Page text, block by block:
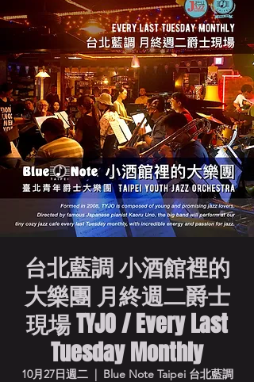
台北藍調 小酒館裡的
大樂團 月終週二爵士
現場 TYJO / Every Last
Tuesday Monthly
10月27日週二
  |
Blue Note Taipei 台北藍調